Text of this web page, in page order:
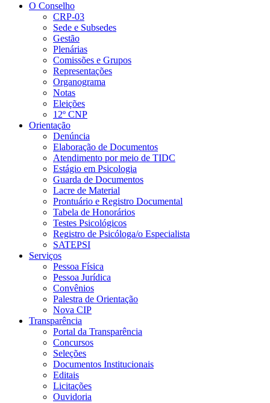
O Conselho
CRP-03
Sede e Subsedes
Gestão
Plenárias
Comissões e Grupos
Representações
Organograma
Notas
Eleições
12º CNP
Orientação
Denúncia
Elaboração de Documentos
Atendimento por meio de TIDC
Estágio em Psicologia
Guarda de Documentos
Lacre de Material
Prontuário e Registro Documental
Tabela de Honorários
Testes Psicológicos
Registro de Psicóloga/o Especialista
SATEPSI
Serviços
Pessoa Física
Pessoa Jurídica
Convênios
Palestra de Orientação
Nova CIP
Transparência
Portal da Transparência
Concursos
Seleções
Documentos Institucionais
Editais
Licitações
Ouvidoria